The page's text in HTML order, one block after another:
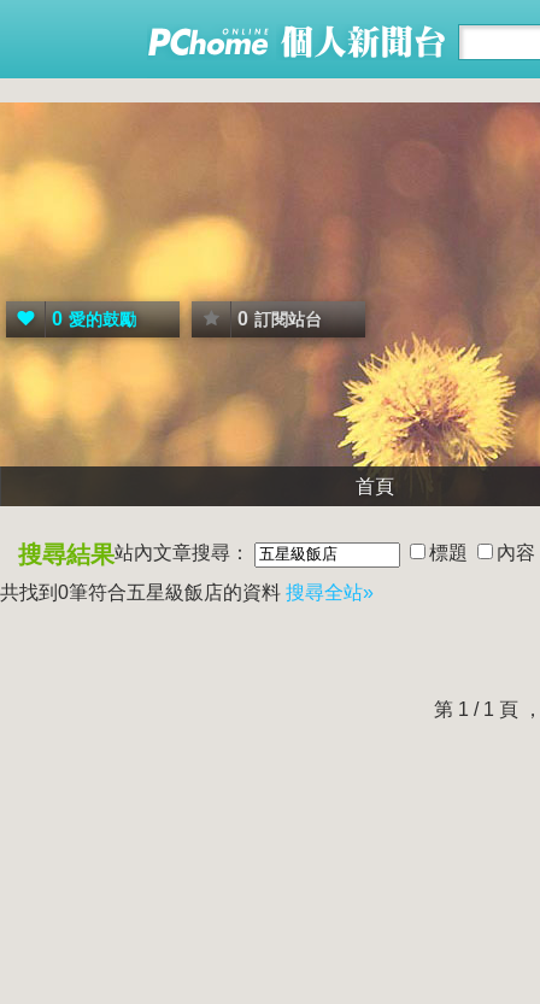
0 愛的鼓勵 0 訂閱站台
首頁
搜尋結果站內文章搜尋： 標題
內容
共找到0筆符合五星級飯店的資料 搜尋全站»
第 1 / 1